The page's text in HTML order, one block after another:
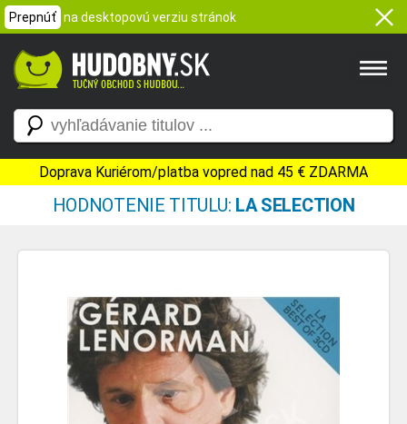
Prepnúť na desktopovú verziu stránok
Doprava Kuriérom/platba vopred nad 45 € ZDARMA
HODNOTENIE TITULU: LA SELECTION